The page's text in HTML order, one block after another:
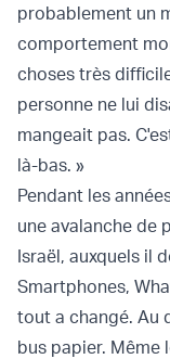
probablement un
comportement
choses très
personne ne lui
mangeait pas.
là-bas. »
Pendant les
une avalanche de
Israël, auxquels il
Smartphones,
tout a changé. Au
bus papier. Même